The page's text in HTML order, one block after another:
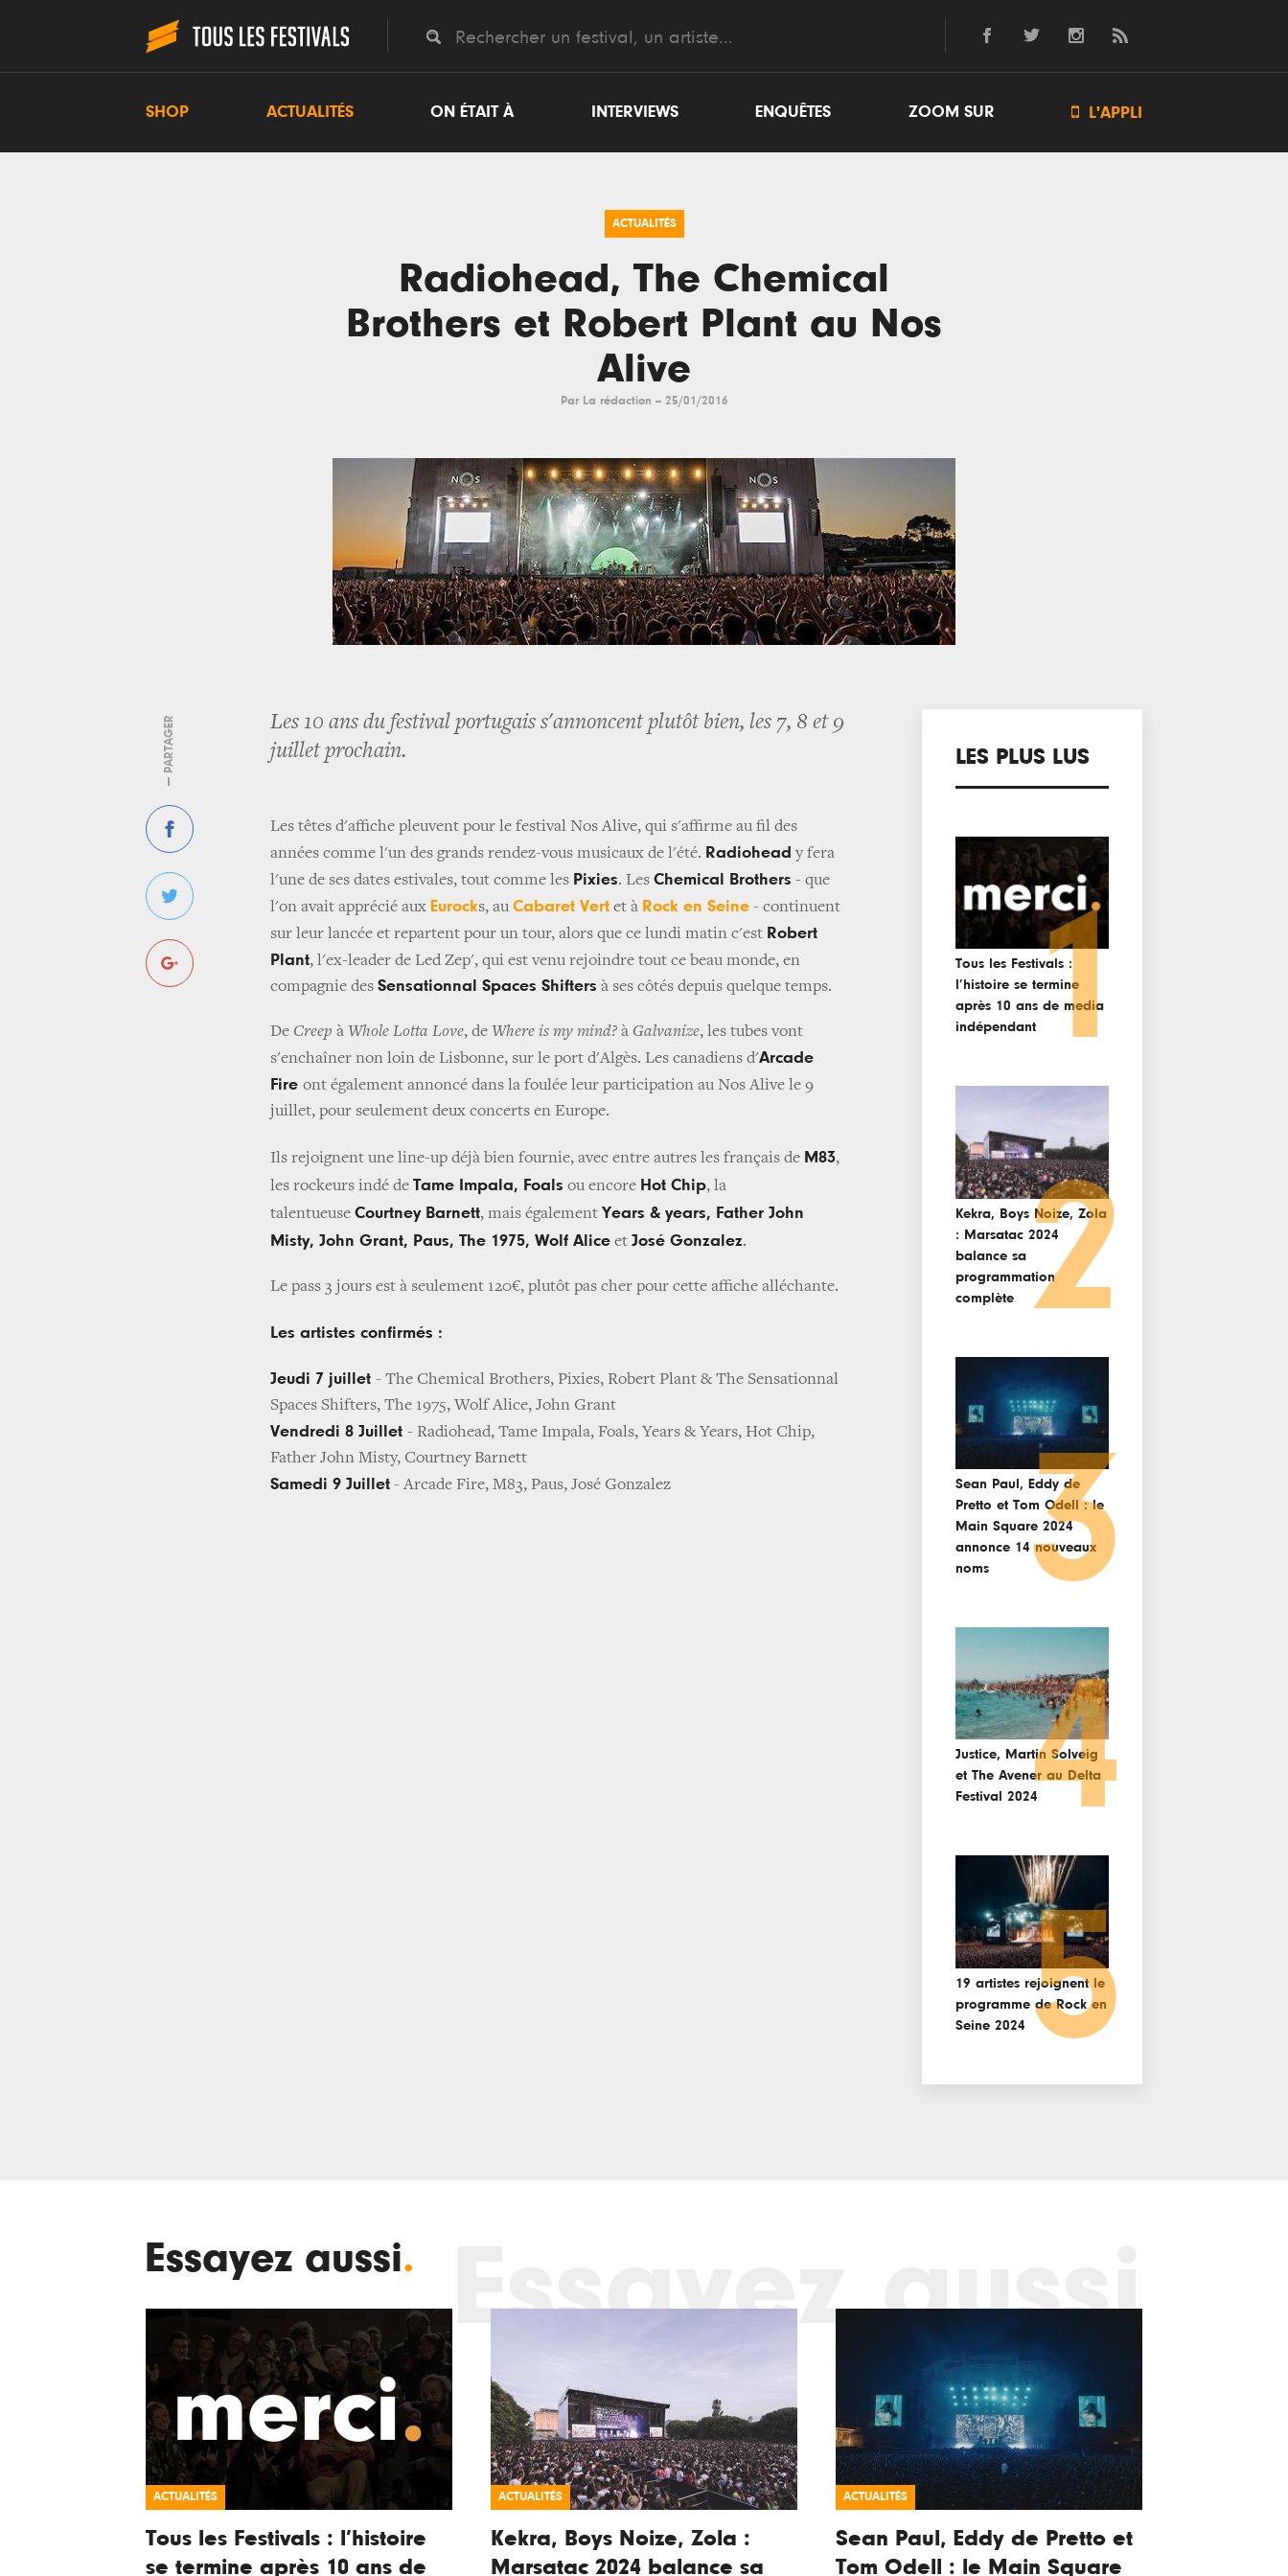
SHOP ACTUALITÉS ON ÉTAIT À INTERVIEWS ENQUÊTES ZOOM SUR  L'APPLI
ACTUALITÉS
Radiohead, The Chemical
Brothers et Robert Plant au Nos
Alive
Par La rédaction -- 25/01/2016
— PARTAGER
Les 10 ans du festival portugais s'annoncent plutôt bien, les 7, 8 et 9
juillet prochain.
Les têtes d'affiche pleuvent pour le festival Nos Alive, qui s'affirme au fil des
années comme l'un des grands rendez-vous musicaux de l'été. Radiohead y fera
l'une de ses dates estivales, tout comme les Pixies. Les Chemical Brothers - que
l'on avait apprécié aux Eurocks, au Cabaret Vert et à Rock en Seine - continuent
sur leur lancée et repartent pour un tour, alors que ce lundi matin c'est Robert
Plant, l'ex-leader de Led Zep', qui est venu rejoindre tout ce beau monde, en
compagnie des Sensationnal Spaces Shifters à ses côtés depuis quelque temps.
De Creep à Whole Lotta Love, de Where is my mind? à Galvanize, les tubes vont
s'enchaîner non loin de Lisbonne, sur le port d'Algès. Les canadiens d'Arcade
Fire ont également annoncé dans la foulée leur participation au Nos Alive le 9
juillet, pour seulement deux concerts en Europe.
Ils rejoignent une line-up déjà bien fournie, avec entre autres les français de M83,
les rockeurs indé de Tame Impala, Foals ou encore Hot Chip, la
talentueuse Courtney Barnett, mais également Years & years, Father John
Misty, John Grant, Paus, The 1975, Wolf Alice et José Gonzalez.
Le pass 3 jours est à seulement 120€, plutôt pas cher pour cette affiche alléchante.
Les artistes confirmés :
Jeudi 7 juillet - The Chemical Brothers, Pixies, Robert Plant & The Sensationnal
Spaces Shifters, The 1975, Wolf Alice, John Grant
Vendredi 8 Juillet - Radiohead, Tame Impala, Foals, Years & Years, Hot Chip,
Father John Misty, Courtney Barnett
Samedi 9 Juillet - Arcade Fire, M83, Paus, José Gonzalez
LES PLUS LUS
Tous les Festivals :
l’histoire se termine
après 10 ans de media
indépendant1
Kekra, Boys Noize, Zola
: Marsatac 2024
balance sa
programmation
complète
2
Sean Paul, Eddy de
Pretto et Tom Odell : le
Main Square 2024
annonce 14 nouveaux
noms
3
Justice, Martin Solveig
et The Avener au Delta
Festival 20244
19 artistes rejoignent le
programme de Rock en
Seine 2024 5
Essayez aussi. Essayez aussi
ACTUALITÉS
Tous les Festivals : l’histoire
se termine après 10 ans de
ACTUALITÉS
Kekra, Boys Noize, Zola :
Marsatac 2024 balance sa
ACTUALITÉS
Sean Paul, Eddy de Pretto et
Tom Odell : le Main Square